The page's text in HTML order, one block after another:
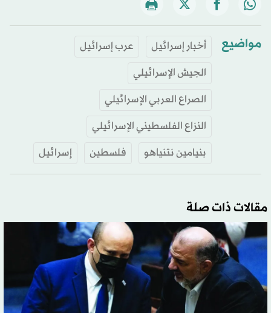
مواضيع أخبار إسرائيل
عرب إسرائيل
الجيش الإسرائيلي
الصراع العربي الإسرائيلي
النزاع الفلسطيني الإسرائيلي
بنيامين نتنياهو
فلسطين إسرائيل
مقالات ذات صلة